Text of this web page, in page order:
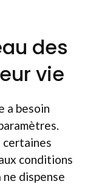
des
vie
a besoin
certaines
conditions
dispense